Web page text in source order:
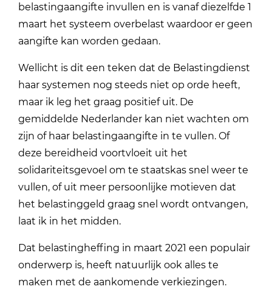
belastingaangifte invullen en is vanaf diezelfde 1
maart het systeem overbelast waardoor er geen
aangifte kan worden gedaan.
Wellicht is dit een teken dat de Belastingdienst
haar systemen nog steeds niet op orde heeft,
maar ik leg het graag positief uit. De
gemiddelde Nederlander kan niet wachten om
zijn of haar belastingaangifte in te vullen. Of
deze bereidheid voortvloeit uit het
solidariteitsgevoel om te staatskas snel weer te
vullen, of uit meer persoonlijke motieven dat
het belastinggeld graag snel wordt ontvangen,
laat ik in het midden.
Dat belastingheffing in maart 2021 een populair
onderwerp is, heeft natuurlijk ook alles te
maken met de aankomende verkiezingen.